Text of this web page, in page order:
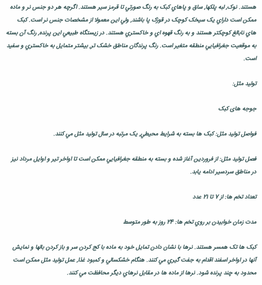
هستند. نوک, لبه پلکها, ساق و پاهاي کبک به رنگ صورتي تا قرمز سير هستند. اگرچه هر دو جنس نر و ماده
ممکن است داراي يک سيخک کوچک در قوزک پا باشند, ولي اين معمولا از مشخصات جنس نر است. کبک
هاي نابالغ کوچکتر هستند و به رنگ قهوه اي و خاکستري هستند. در زيستگاه طبيعي اين پرنده, رنگ آن بسته
به موقعيت جغرافيايي منطقه متغير است. رنگ پرندگان مناطق خشک تر, بيشتر متمايل به خاکستري و سفيد
است.
توليد مثل:
جوجه های کبک
فواصل توليد مثل: کبک ها بسته به شرايط محيطي, يک مرتبه در سال توليد مثل مي کنند.
فصل توليد مثل: از فروردين آغاز شده و بسته به منطقه جغرافيايي ممکن است تا اواخر تير و اوايل مرداد نيز
در مناطق سردسير ادامه يابد.
تعداد تخم ها: از 7 تا 21 عدد
مدت زمان خوابيدن بر روي تخم ها: 24 روز به طور متوسط
کبک ها تک همسر هستند. نرها با نشان دادن تمايل خود به ماده با کج کردن سر و باز کردن بالها و نمايش
آنها در اواخر اسفند اقدام به جفت گيري مي کنند. هنگام خشکسالي و کمبود غذا, عمل توليد مثل ممکن است
محدود به چند پرنده شود. نرها از ماده ها در مقابل نرهاي ديگر محافظت مي کنند.